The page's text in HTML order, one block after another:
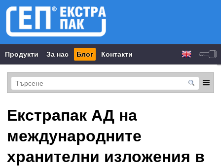
Продукти За нас Блог Контакти
Екстрапак АД на
международните
хранителни изложения в